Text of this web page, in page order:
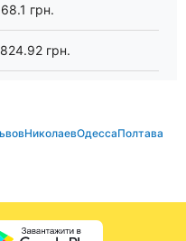
грн.
грн.
НиколаевОдессаПолтава